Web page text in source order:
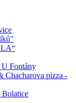
U Fontány
Chacharova pizza -
Bolatice